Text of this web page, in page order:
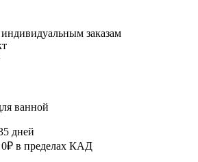
заказам
ванной
дней
0₽ в пределах КАД